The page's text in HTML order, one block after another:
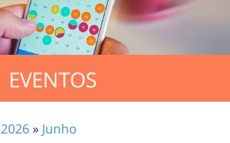
EVENTOS
2026» Junho